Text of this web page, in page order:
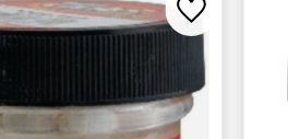
Lägg till i